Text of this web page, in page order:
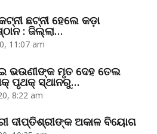
ଛଟ୍‌ନୀ ହେଲେ କଡ଼ା
: ଜିଲ୍ଲା…
11:07 am
ଭଉଣୀଙ୍କ ମୃତ ଦେହ ତେଲ
ପୃଥକ୍‌ ସ୍ଥାନରୁ…
8:22 am
ଦୀପ୍ତିଶ୍ରୀଙ୍କ ଅକାଳ ବିୟୋଗ